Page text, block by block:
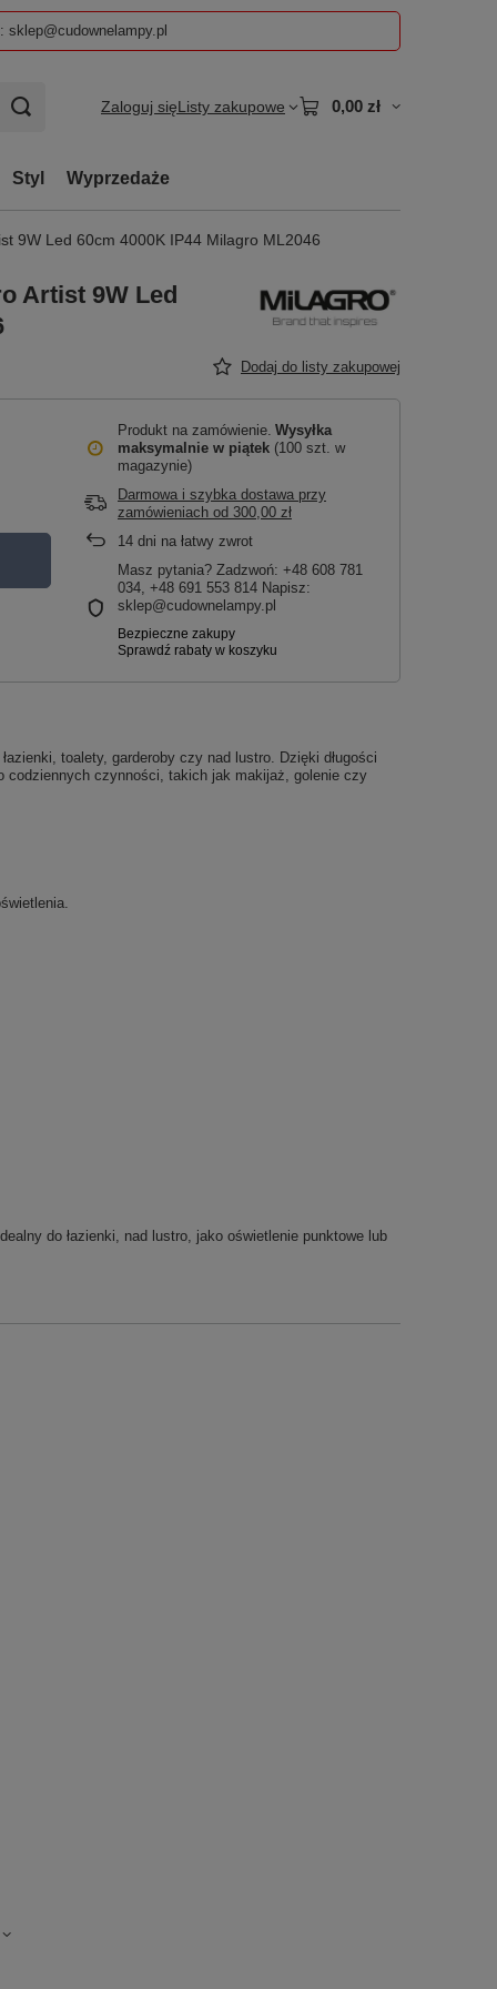
sklep@cudownelampy.pl
Zaloguj sięListy zakupowe 0,00 zł
Styl Wyprzedaże
9W Led 60cm 4000K IP44 Milagro ML2046
Artist 9W Led
Dodaj do listy zakupowej
Produkt na zamówienie Wysyłka
maksymalnie w piątek (100 szt. w
magazynie)
Darmowa i szybka dostawa przy
zamówieniach od 300,00 zł
14 dni na łatwy zwrot
Masz pytania? Zadzwoń: +48 608 781
034, +48 691 553 814 Napisz:
sklep@cudownelampy.pl
toalety, garderoby czy nad lustro. Dzięki długości
codziennych czynności, takich jak makijaż, golenie czy
do łazienki, nad lustro, jako oświetlenie punktowe lub